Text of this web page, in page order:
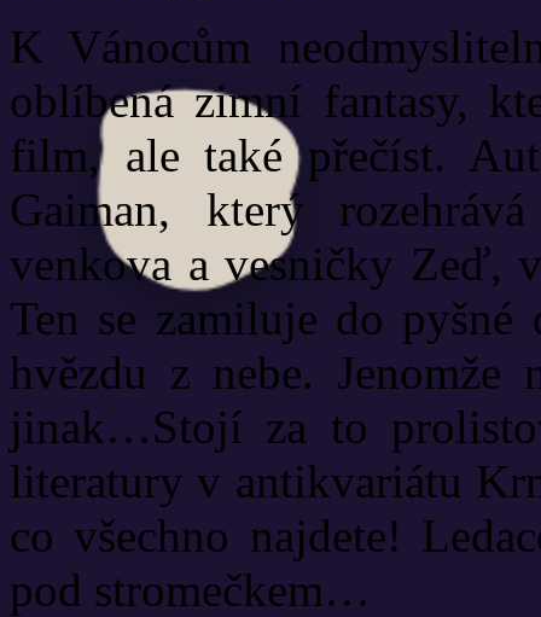
K Vánocům
oblíbená zimní fantasy,
film, ale také přečíst.
Gaiman, který
venkova a vesničky Zeď,
Ten se zamiluje do
hvězdu z nebe. Jenomže
jinak…Stojí za to
literatury v antikvariátu
co všechno najdete!
pod stromečkem…